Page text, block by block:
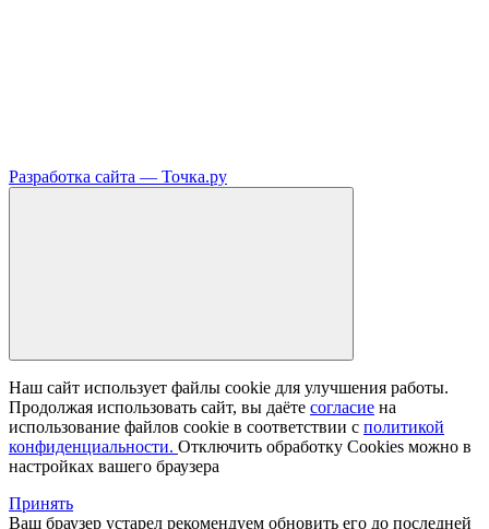
Разработка сайта — Точка.ру
Наш сайт использует файлы cookie для улучшения работы.
Продолжая использовать сайт, вы даёте согласие на
использование файлов cookie в соответствии с политикой
конфиденциальности. Отключить обработку Cookies можно в
настройках вашего браузера
Принять
Ваш браузер устарел рекомендуем обновить его до последней